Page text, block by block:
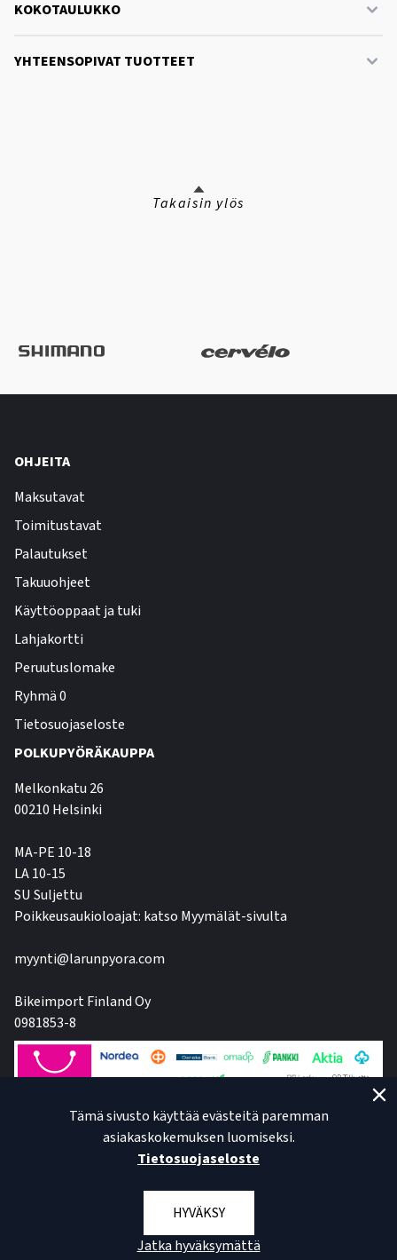
KOKOTAULUKKO
YHTEENSOPIVAT TUOTTEET
Takaisin ylös
OHJEITA
Maksutavat
Toimitustavat
Palautukset
Takuuohjeet
Käyttöoppaat ja tuki
Lahjakortti
Peruutuslomake
Ryhmä 0
Tietosuojaseloste
POLKUPYÖRÄKAUPPA
Melkonkatu 26
00210 Helsinki
MA-PE 10-18
LA 10-15
SU Suljettu
Poikkeusaukioloajat: katso Myymälät-sivulta
myynti@larunpyora.com
Bikeimport Finland Oy
0981853-8
Tämä sivusto käyttää evästeitä paremman
asiakaskokemuksen luomiseksi.
Tietosuojaseloste
HYVÄKSY
Jatka hyväksymättä